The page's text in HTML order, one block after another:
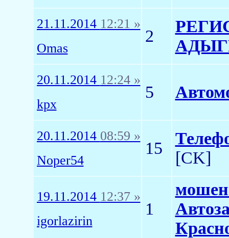
21.11.2014 12:21 »
Omas
2
20.11.2014 12:24 »
kpx
5
20.11.2014 08:59 »
Noper54
15
[CK]
19.11.2014 12:37 »
igorlazirin
1